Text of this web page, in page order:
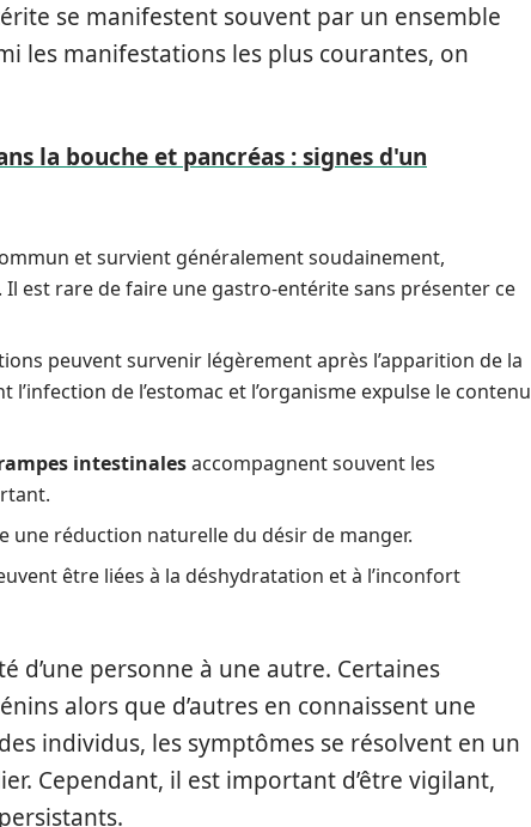
se manifestent souvent par un ensemble
les manifestations les plus courantes, on
la bouche et pancréas : signes d'un
et survient généralement soudainement,
est rare de faire une gastro-entérite sans présenter ce
peuvent survenir légèrement après l’apparition de la
de l’estomac et l’organisme expulse le contenu
intestinalesaccompagnent souvent les
une réduction naturelle du désir de manger.
être liées à la déshydratation et à l’inconfort
d’une personne à une autre. Certaines
alors que d’autres en connaissent une
individus, les symptômes se résolvent en un
Cependant, il est important d’être vigilant,